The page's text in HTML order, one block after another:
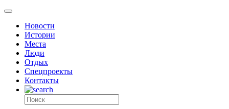
Новости
Истории
Места
Люди
Отдых
Спецпроекты
Контакты